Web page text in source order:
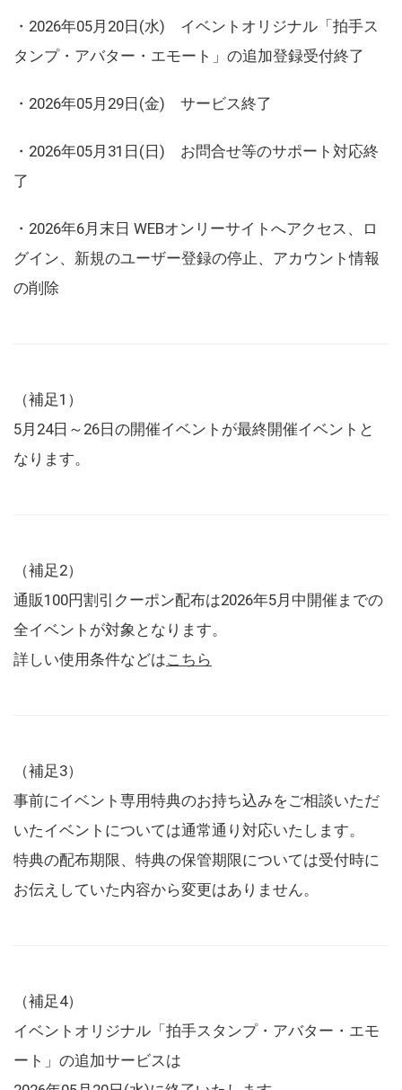
・2026年05月20日(水) イベントオリジナル「拍手ス
タンプ・アバター・エモート」の追加登録受付終了
・2026年05月29日(金) サービス終了
・2026年05月31日(日) お問合せ等のサポート対応終
了
・2026年6月末日 WEBオンリーサイトへアクセス、ロ
グイン、新規のユーザー登録の停止、アカウント情報
の削除
（補足1）
5月24日～26日の開催イベントが最終開催イベントと
なります。
（補足2）
通販100円割引クーポン配布は2026年5月中開催までの
全イベントが対象となります。
詳しい使用条件などはこちら
（補足3）
事前にイベント専用特典のお持ち込みをご相談いただ
いたイベントについては通常通り対応いたします。
特典の配布期限、特典の保管期限については受付時に
お伝えしていた内容から変更はありません。
（補足4）
イベントオリジナル「拍手スタンプ・アバター・エモ
ート」の追加サービスは